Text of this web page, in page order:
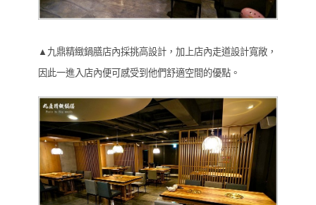
▲九鼎精緻鍋膳店內採挑高設計，加上店內走道設計寬敞，
因此一進入店內便可感受到他們舒適空間的優點。